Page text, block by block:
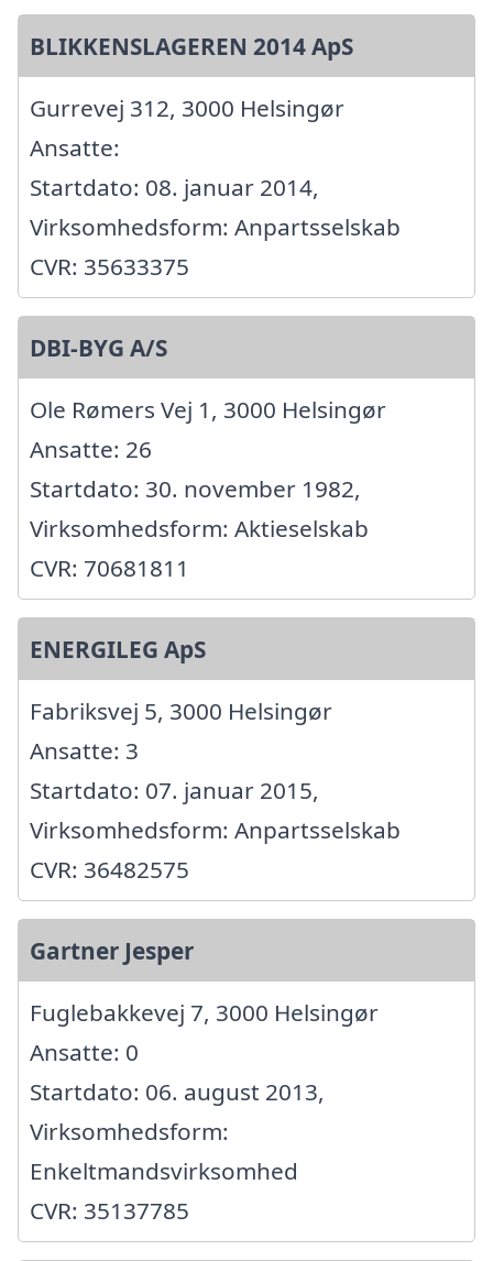
BLIKKENSLAGEREN 2014 ApS
Gurrevej 312, 3000 Helsingør
Ansatte:
Startdato: 08. januar 2014,
Virksomhedsform: Anpartsselskab
CVR: 35633375
DBI-BYG A/S
Ole Rømers Vej 1, 3000 Helsingør
Ansatte: 26
Startdato: 30. november 1982,
Virksomhedsform: Aktieselskab
CVR: 70681811
ENERGILEG ApS
Fabriksvej 5, 3000 Helsingør
Ansatte: 3
Startdato: 07. januar 2015,
Virksomhedsform: Anpartsselskab
CVR: 36482575
Gartner Jesper
Fuglebakkevej 7, 3000 Helsingør
Ansatte: 0
Startdato: 06. august 2013,
Virksomhedsform:
Enkeltmandsvirksomhed
CVR: 35137785